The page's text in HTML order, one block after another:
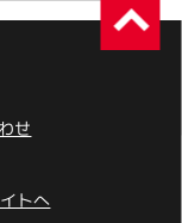
せ
トへ